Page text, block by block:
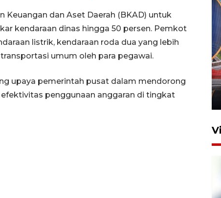
dan Aset Daerah (BKAD) untuk
kendaraan dinas hingga 50 persen. Pemkot
listrik, kendaraan roda dua yang lebih
umum oleh para pegawai.
upaya pemerintah pusat dalam mendorong
penggunaan anggaran di tingkat
Komisi V DPR tinjau
Stasiun Bogor
12 Juni 2026 18:49